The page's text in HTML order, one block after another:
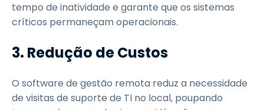
tempo de inatividade e garante que os sistemas
críticos permaneçam operacionais.
3. Redução de Custos
O software de gestão remota reduz a necessidade
de visitas de suporte de TI no local, poupando